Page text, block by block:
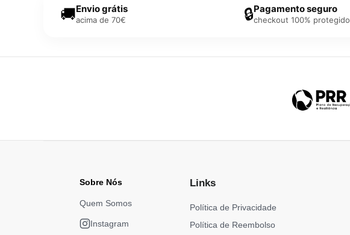
🚚Envio grátis
acima de 70€ 🔒Pagamento seguro
checkout 100% protegido
Sobre Nós
Quem Somos
Instagram
Links
Política de Privacidade
Política de Reembolso